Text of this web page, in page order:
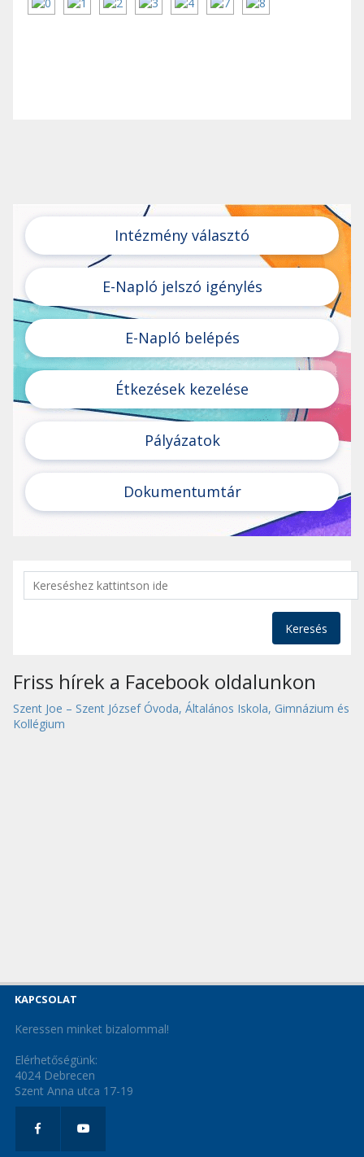
Intézmény választó
E-Napló jelszó igénylés
E-Napló belépés
Étkezések kezelése
Pályázatok
Dokumentumtár
Keresés
Friss hírek a Facebook oldalunkon
Szent Joe – Szent József Óvoda, Általános Iskola, Gimnázium és
Kollégium
KAPCSOLAT
Keressen minket bizalommal!
Elérhetőségünk:
4024 Debrecen
Szent Anna utca 17-19